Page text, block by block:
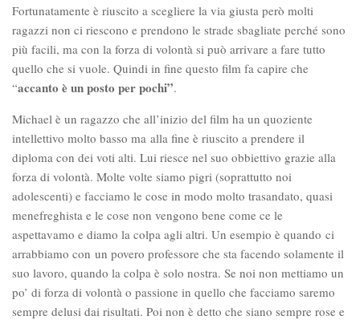
Fortunatamente è riuscito a scegliere la via giusta però molti
ragazzi non ci riescono e prendono le strade sbagliate perché sono
più facili, ma con la forza di volontà si può arrivare a fare tutto
quello che si vuole. Quindi in fine questo film fa capire che
“accanto è un posto per pochi”.
Michael è un ragazzo che all’inizio del film ha un quoziente
intellettivo molto basso ma alla fine è riuscito a prendere il
diploma con dei voti alti. Lui riesce nel suo obbiettivo grazie alla
forza di volontà. Molte volte siamo pigri (soprattutto noi
adolescenti) e facciamo le cose in modo molto trasandato, quasi
menefreghista e le cose non vengono bene come ce le
aspettavamo e diamo la colpa agli altri. Un esempio è quando ci
arrabbiamo con un povero professore che sta facendo solamente il
suo lavoro, quando la colpa è solo nostra. Se noi non mettiamo un
po’ di forza di volontà o passione in quello che facciamo saremo
sempre delusi dai risultati. Poi non è detto che siano sempre rose e